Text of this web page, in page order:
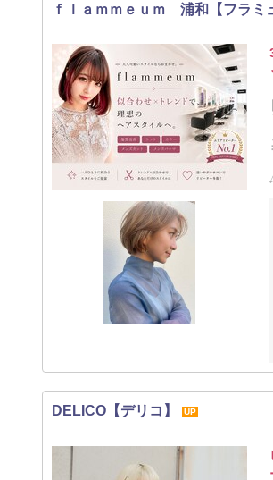
ｆｌａｍｍｅｕｍ 浦和【フラミ
DELICO【デリコ】 UP